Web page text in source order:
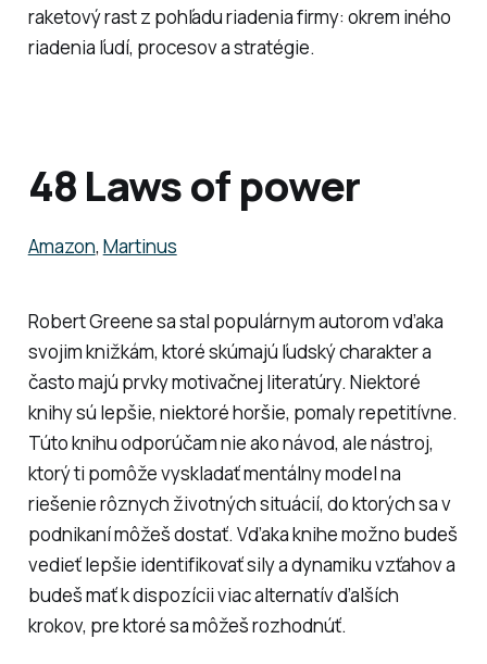
raketový rast z pohľadu riadenia firmy: okrem iného
riadenia ľudí, procesov a stratégie.
48 Laws of power
Amazon, Martinus
Robert Greene sa stal populárnym autorom vďaka
svojim knižkám, ktoré skúmajú ľudský charakter a
často majú prvky motivačnej literatúry. Niektoré
knihy sú lepšie, niektoré horšie, pomaly repetitívne.
Túto knihu odporúčam nie ako návod, ale nástroj,
ktorý ti pomôže vyskladať mentálny model na
riešenie rôznych životných situácií, do ktorých sa v
podnikaní môžeš dostať. Vďaka knihe možno budeš
vedieť lepšie identifikovať sily a dynamiku vzťahov a
budeš mať k dispozícii viac alternatív ďalších
krokov, pre ktoré sa môžeš rozhodnúť.